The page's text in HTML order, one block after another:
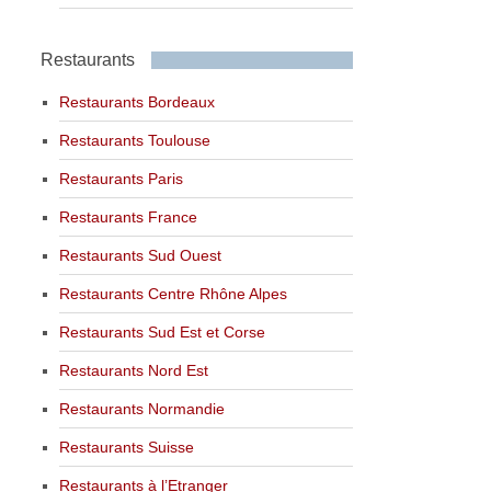
Restaurants
Restaurants Bordeaux
Restaurants Toulouse
Restaurants Paris
Restaurants France
Restaurants Sud Ouest
Restaurants Centre Rhône Alpes
Restaurants Sud Est et Corse
Restaurants Nord Est
Restaurants Normandie
Restaurants Suisse
Restaurants à l’Etranger